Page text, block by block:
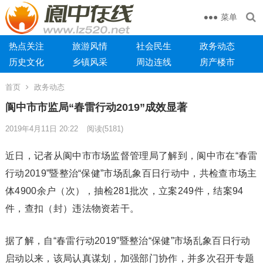
菜单
热点关注 旅游风情 社会民生
政务动态
历史文化
乡镇风采 周边连线 房产楼市
首页 政务动态
阆中市市监局“春雷行动2019”成效显著
2019年4月11日 20:22 阅读(5181)
近日，记者从阆中市市场监督管理局了解到，阆中市在“春雷
行动2019”暨整治“保健”市场乱象百日行动中，共检查市场主
体4900余户（次），抽检281批次，立案249件，结案94
件，查扣（封）违法物资若干。
据了解，自“春雷行动2019”暨整治“保健”市场乱象百日行动
启动以来，该局认真谋划，加强部门协作，并多次召开专题